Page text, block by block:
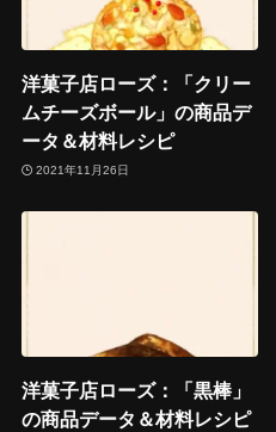
洋菓子店ローズ：「クリー
ムチーズボール」の商品デ
ータ＆材料レシピ
2021年11月26日
洋菓子店ローズ：「黒棒」
の商品データ＆材料レシピ